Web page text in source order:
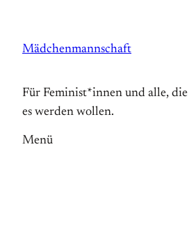
springen
Mädchenmannschaft
Für Feminist*innen und alle, die
es werden wollen.
Menü